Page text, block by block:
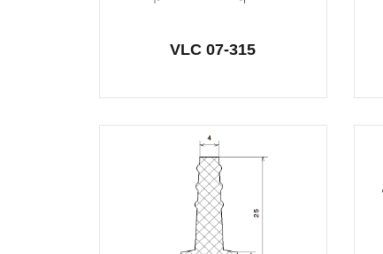
VLC 07-315